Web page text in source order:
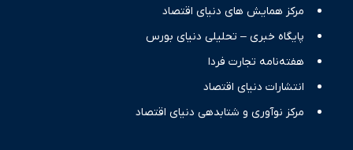
مرکز همایش های دنیای اقتصاد
پایگاه خبری – تحلیلی دنیای بورس
هفته‌نامه تجارت فردا
انتشارات دنیای اقتصاد
مرکز نوآوری و شتابدهی دنیای اقتصاد